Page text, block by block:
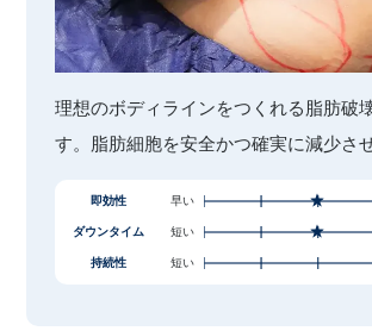
理想のボディラインをつくれる脂肪破
す。脂肪細胞を安全かつ確実に減少さ
即効性 早い
ダウンタイム 短い
持続性 短い